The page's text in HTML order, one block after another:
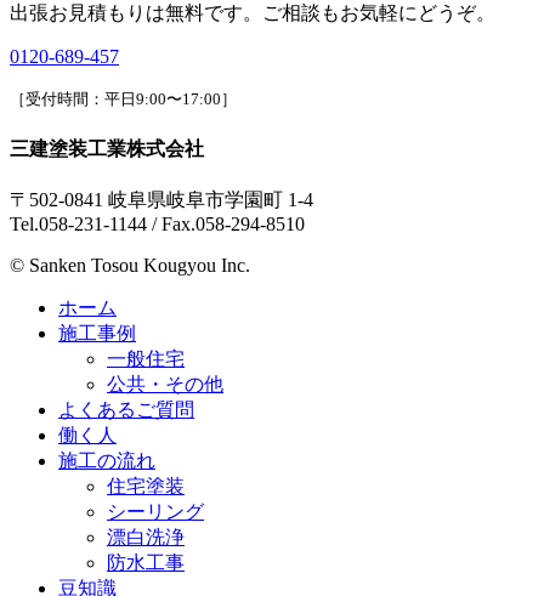
出張お見積もりは無料です。ご相談もお気軽にどうぞ。
0120-689-457
［受付時間：平日9:00〜17:00］
三建塗装工業株式会社
〒502-0841 岐阜県岐阜市学園町 1-4
Tel.058-231-1144 / Fax.058-294-8510
© Sanken Tosou Kougyou Inc.
ホーム
施工事例
一般住宅
公共・その他
よくあるご質問
働く人
施工の流れ
住宅塗装
シーリング
漂白洗浄
防水工事
豆知識